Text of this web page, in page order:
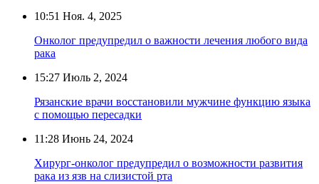
10:51 Ноя. 4, 2025
Онколог предупредил о важности лечения любого вида
рака
15:27 Июль 2, 2024
Рязанские врачи восстановили мужчине функцию языка
с помощью пересадки
11:28 Июнь 24, 2024
Хирург-онколог предупредил о возможности развития
рака из язв на слизистой рта